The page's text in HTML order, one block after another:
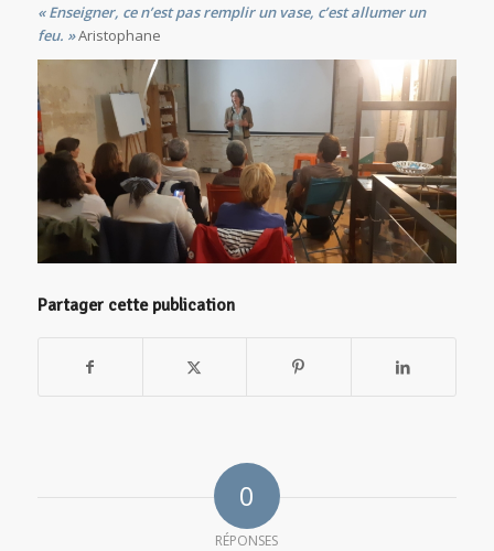
« Enseigner, ce n’est pas remplir un vase, c’est allumer un
feu. »Aristophane
Partager cette publication
0
RÉPONSES